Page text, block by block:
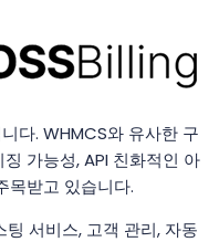
다. WHMCS와 유사한 구
가능성, API 친화적인 아
목받고 있습니다.
서비스, 고객 관리, 자동